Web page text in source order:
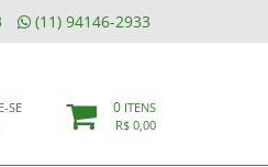
(11) 94146-2933
SE
0 ITENS
R$ 0,00